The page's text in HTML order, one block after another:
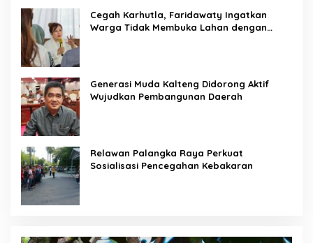
Cegah Karhutla, Faridawaty Ingatkan
Warga Tidak Membuka Lahan dengan
Generasi Muda Kalteng Didorong Aktif
Wujudkan Pembangunan Daerah
Relawan Palangka Raya Perkuat
Sosialisasi Pencegahan Kebakaran